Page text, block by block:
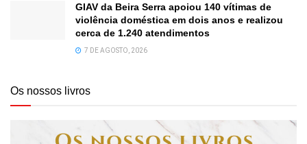
GIAV da Beira Serra apoiou 140 vítimas de
violência doméstica em dois anos e realizou
cerca de 1.240 atendimentos
7 DE AGOSTO, 2026
Os nossos livros